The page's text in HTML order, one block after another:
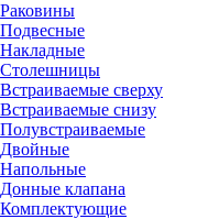
Раковины
Подвесные
Накладные
Столешницы
Встраиваемые сверху
Встраиваемые снизу
Полувстраиваемые
Двойные
Напольные
Донные клапана
Комплектующие